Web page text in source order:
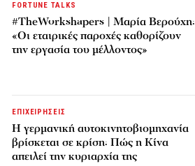
FORTUNE TALKS
#TheWorkshapers | Μαρία Βερούχη:
«Οι εταιρικές παροχές καθορίζουν
την εργασία του μέλλοντος»
ΕΠΙΧΕΙΡΗΣΕΙΣ
Η γερμανική αυτοκινητοβιομηχανία
βρίσκεται σε κρίση: Πώς η Κίνα
απειλεί την κυριαρχία της